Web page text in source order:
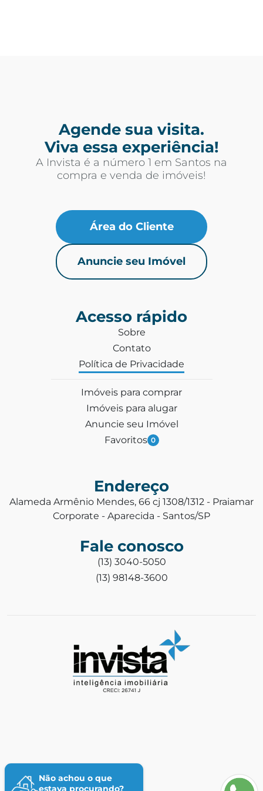
Agende sua visita.
Viva essa experiência!
A Invista é a número 1 em Santos na
compra e venda de imóveis!
Área do Cliente
Anuncie seu Imóvel
Acesso rápido
Sobre
Contato
Política de Privacidade
Imóveis para comprar
Imóveis para alugar
Anuncie seu Imóvel
Favoritos 0
Endereço
Alameda Armênio Mendes, 66 cj 1308/1312 - Praiamar
Corporate - Aparecida - Santos/SP
Fale conosco
(13) 3040-5050
(13) 98148-3600
Não achou o que
estava procurando?